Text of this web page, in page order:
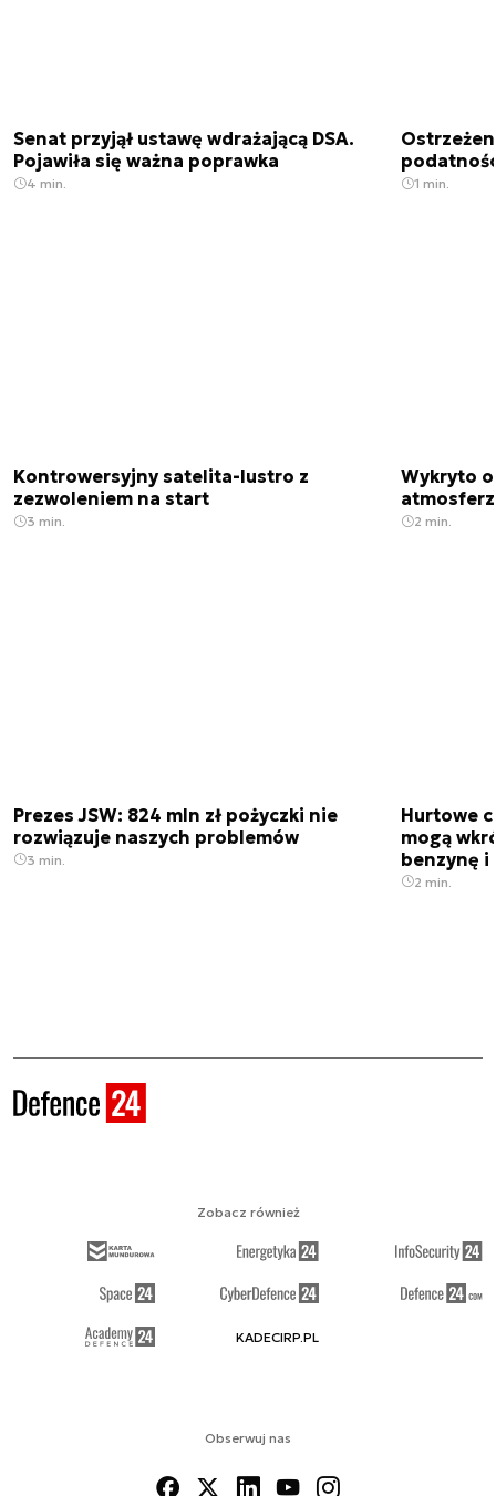
Senat przyjął ustawę wdrażającą DSA.
Pojawiła się ważna poprawka
4 min. 1 min.
Kontrowersyjny satelita-lustro z
zezwoleniem na start
3 min.
Wykryto
2 min.
Prezes JSW: 824 mln zł pożyczki nie
rozwiązuje naszych problemów
3 min.
Hurtowe
mogą
benzynę i
2 min.
Obserwuj nas
Zobacz również
KADECIRP.PL